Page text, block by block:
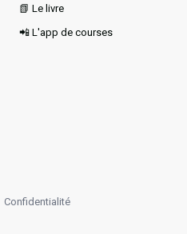
📗 Le livre
📲 L'app de courses
Confidentialité